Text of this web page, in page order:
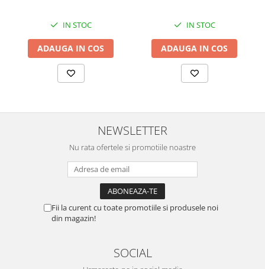
IN STOC
ADAUGA IN COS
IN STOC
ADAUGA IN COS
NEWSLETTER
Nu rata ofertele si promotiile noastre
Fii la curent cu toate promotiile si produsele noi
din magazin!
SOCIAL